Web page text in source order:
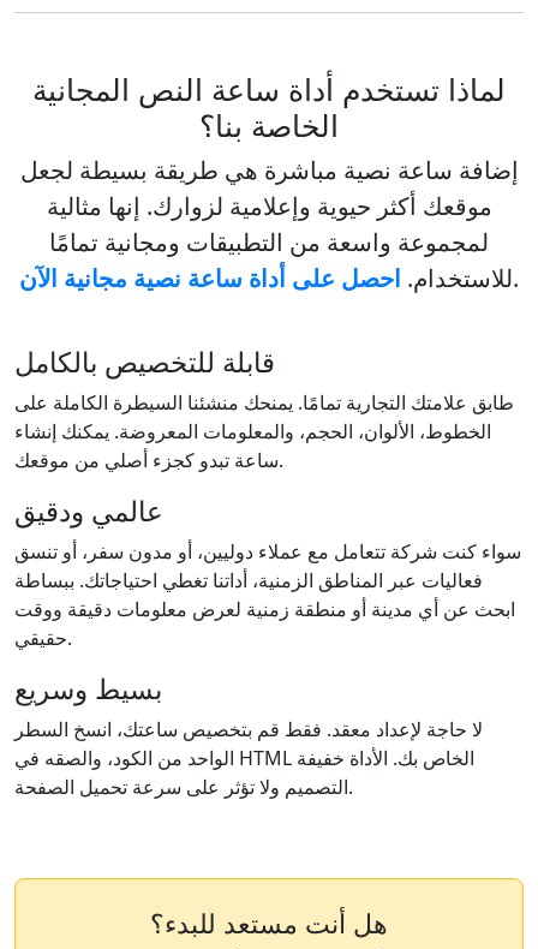
لماذا تستخدم أداة ساعة النص المجانية
الخاصة بنا؟
إضافة ساعة نصية مباشرة هي طريقة بسيطة لجعل
موقعك أكثر حيوية وإعلامية لزوارك. إنها مثالية
لمجموعة واسعة من التطبيقات ومجانية تمامًا
للاستخدام. احصل على أداة ساعة نصية مجانية الآن .
قابلة للتخصيص بالكامل
طابق علامتك التجارية تمامًا. يمنحك منشئنا السيطرة الكاملة على
الخطوط، الألوان، الحجم، والمعلومات المعروضة. يمكنك إنشاء
ساعة تبدو كجزء أصلي من موقعك.
عالمي ودقيق
سواء كنت شركة تتعامل مع عملاء دوليين، أو مدون سفر، أو تنسق
فعاليات عبر المناطق الزمنية، أداتنا تغطي احتياجاتك. ببساطة
ابحث عن أي مدينة أو منطقة زمنية لعرض معلومات دقيقة ووقت
حقيقي.
بسيط وسريع
لا حاجة لإعداد معقد. فقط قم بتخصيص ساعتك، انسخ السطر
الواحد من الكود، والصقه في HTML الخاص بك. الأداة خفيفة
التصميم ولا تؤثر على سرعة تحميل الصفحة.
هل أنت مستعد للبدء؟